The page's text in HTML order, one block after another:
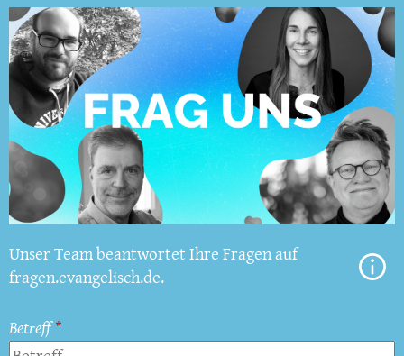
Unser Team beantwortet Ihre Fragen auf
fragen.evangelisch.de.
Betreff